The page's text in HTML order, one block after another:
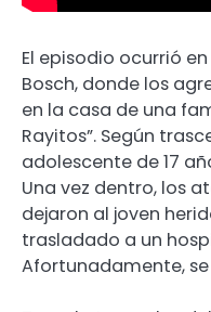
El episodio ocurrió
Bosch, donde los
en la casa de una
Rayitos”. Según
adolescente de 17
Una vez dentro, los
dejaron al joven
trasladado a un
Afortunadamente,